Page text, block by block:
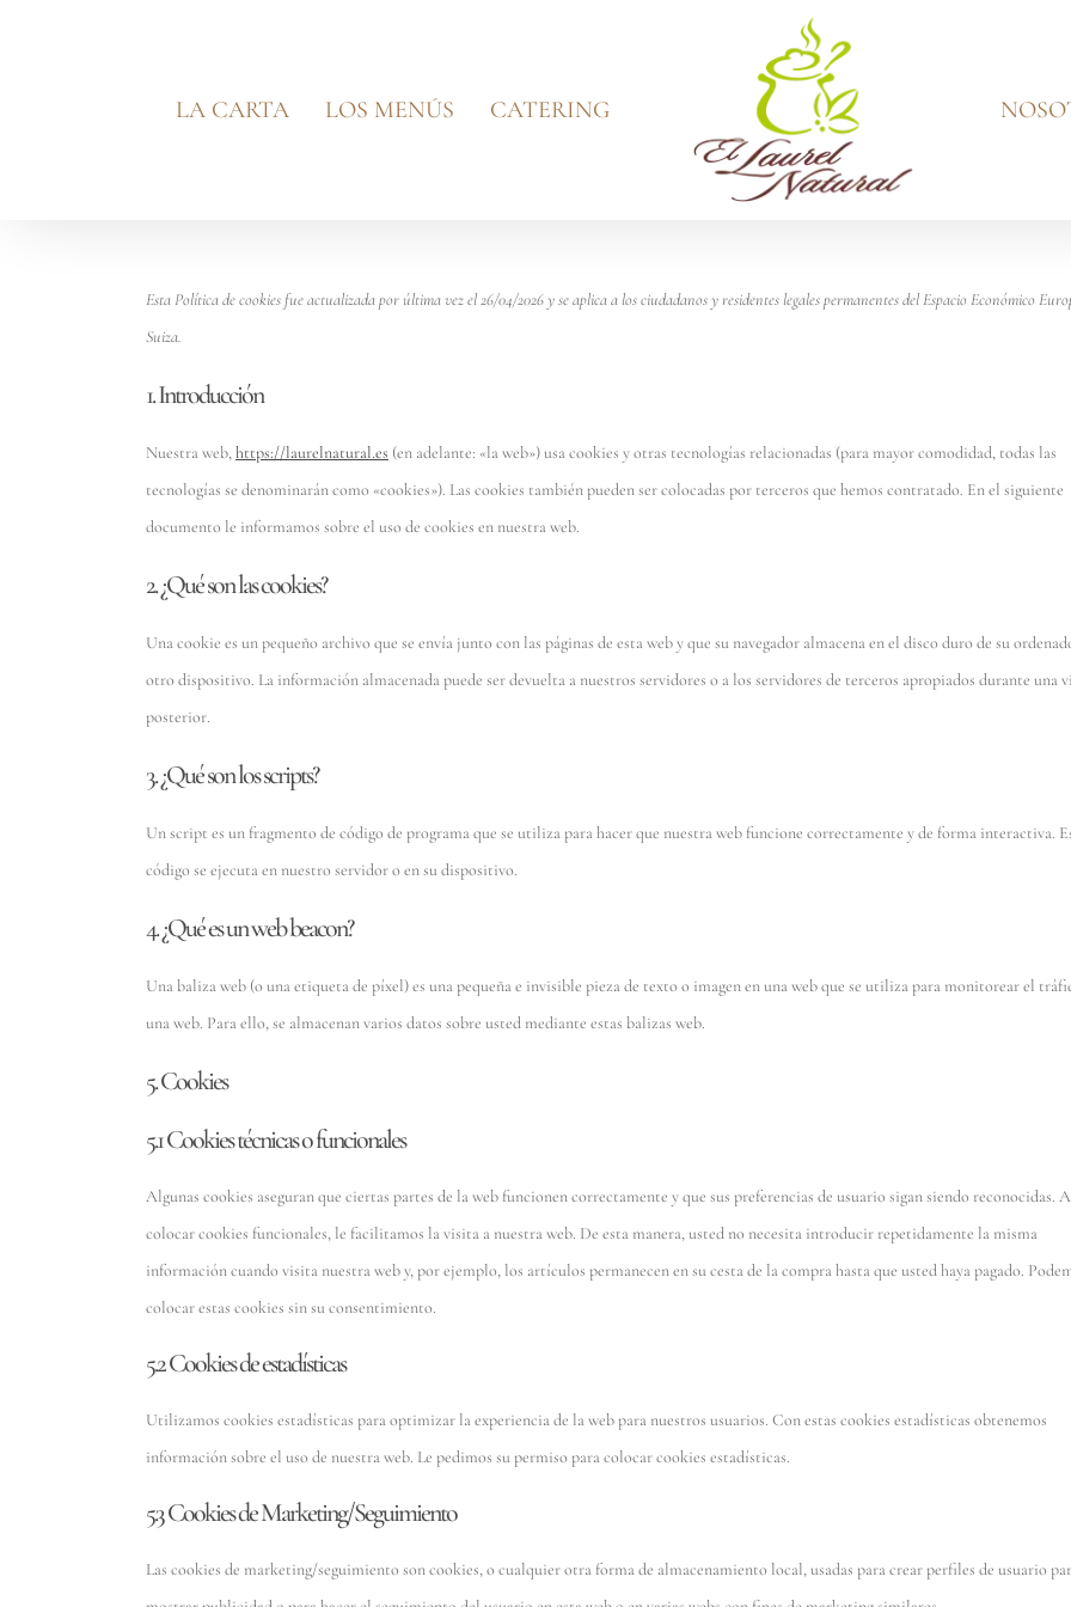
LA CARTA LOS MENÚS CATERING
Esta Política de cookies fue actualizada por última vez el 26/04/2026 y se aplica a los ciudadanos y residentes legales permanentes del Espacio Económico
Suiza.
1. Introducción
Nuestra web, https://laurelnatural.es (en adelante: «la web») usa cookies y otras tecnologías relacionadas (para mayor comodidad, todas las
tecnologías se denominarán como «cookies»). Las cookies también pueden ser colocadas por terceros que hemos contratado. En el siguiente
documento le informamos sobre el uso de cookies en nuestra web.
2. ¿Qué son las cookies?
Una cookie es un pequeño archivo que se envía junto con las páginas de esta web y que su navegador almacena en el disco duro de su
otro dispositivo. La información almacenada puede ser devuelta a nuestros servidores o a los servidores de terceros apropiados durante una
posterior.
3. ¿Qué son los scripts?
Un script es un fragmento de código de programa que se utiliza para hacer que nuestra web funcione correctamente y de forma interactiva.
código se ejecuta en nuestro servidor o en su dispositivo.
4. ¿Qué es un web beacon?
Una baliza web (o una etiqueta de píxel) es una pequeña e invisible pieza de texto o imagen en una web que se utiliza para monitorear el
una web. Para ello, se almacenan varios datos sobre usted mediante estas balizas web.
5. Cookies
5.1 Cookies técnicas o funcionales
Algunas cookies aseguran que ciertas partes de la web funcionen correctamente y que sus preferencias de usuario sigan siendo reconocidas.
colocar cookies funcionales, le facilitamos la visita a nuestra web. De esta manera, usted no necesita introducir repetidamente la misma
información cuando visita nuestra web y, por ejemplo, los artículos permanecen en su cesta de la compra hasta que usted haya pagado.
colocar estas cookies sin su consentimiento.
5.2 Cookies de estadísticas
Utilizamos cookies estadísticas para optimizar la experiencia de la web para nuestros usuarios. Con estas cookies estadísticas obtenemos
información sobre el uso de nuestra web. Le pedimos su permiso para colocar cookies estadísticas.
5.3 Cookies de Marketing/Seguimiento
Las cookies de marketing/seguimiento son cookies, o cualquier otra forma de almacenamiento local, usadas para crear perfiles de usuario